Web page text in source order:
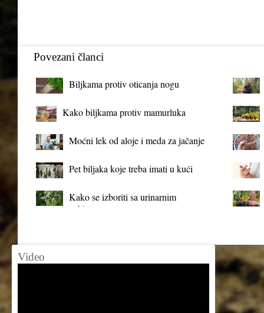
Povezani članci
Biljkama protiv oticanja nogu
Kako biljkama protiv mamurluka
Moćni lek od aloje i meda za jačanje
Pet biljaka koje treba imati u kući
Kako se izboriti sa urinarnim
infekcijama?
Video